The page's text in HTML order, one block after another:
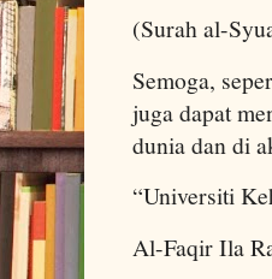
(Surah al-
Semoga,
juga dapat
dunia dan di
“Universiti
Al-Faqir Ila